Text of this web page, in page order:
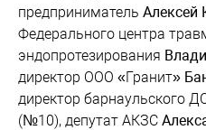
предприниматель Алексей
Федерального центра
эндопротезирования
директор ООО «Гранит»
директор барнаульского
(№10), депутат АКЗС